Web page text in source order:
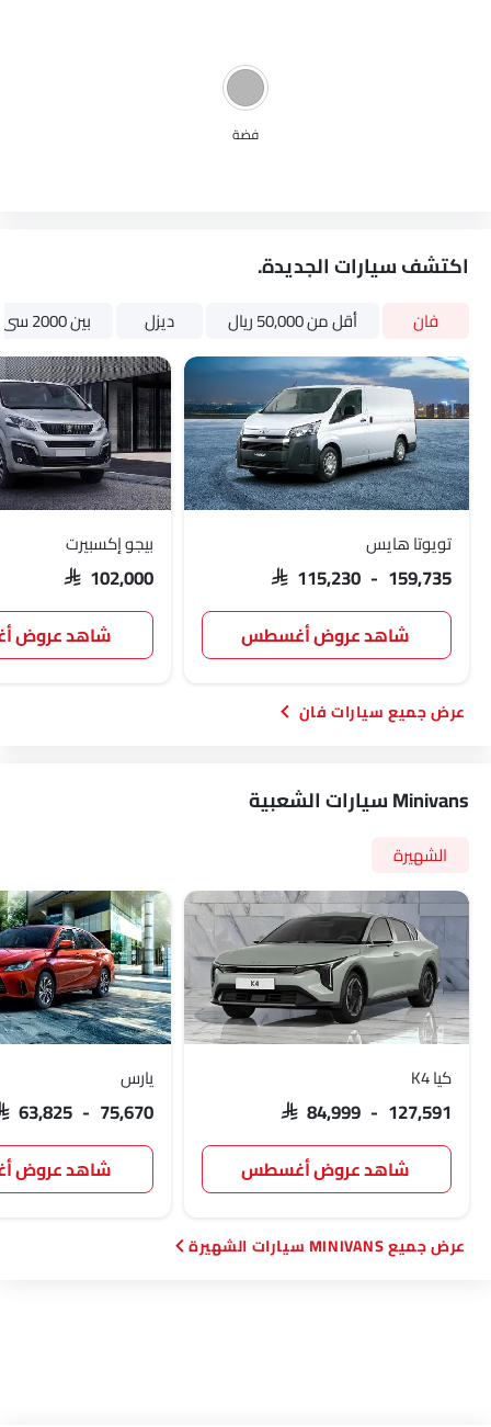
فضة
اكتشف سيارات الجديدة.
فان أقل من 50,000 ريال ديزل بين 2000 سى سى و 3000 سى سى
تويوتا هايس
SAR 115,230 - 159,735
شاهد عروض أغسطس
بيجو إكسبيرت
SAR 102,000
شاهد عروض
سيارات فان
Minivans سيارات الشعبية
الشهيرة
كيا K4
SAR 84,999 - 127,591
شاهد عروض أغسطس
يارس
63,825 - 75,670
شاهد عروض
MINIVANS سيارات الشهيرة